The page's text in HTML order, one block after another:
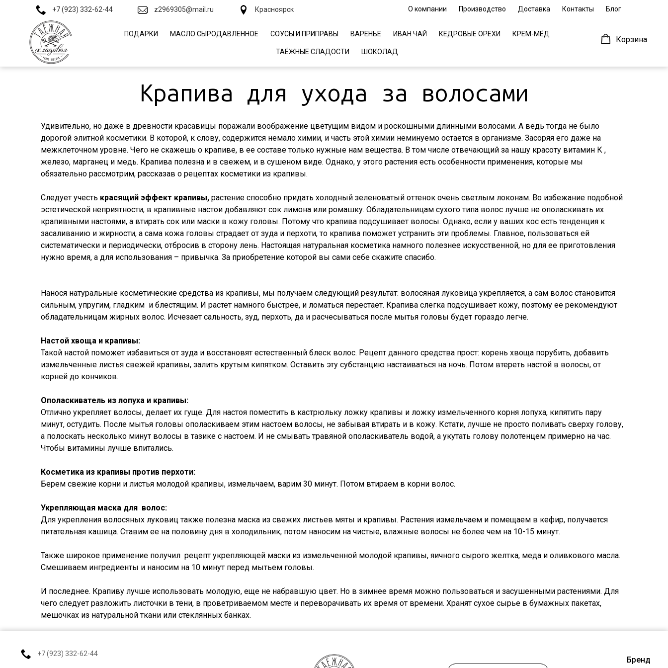
Доставка
Блог
КЕДРОВЫЕ ОРЕХИ
ТАЁЖНЫЕ СЛАДОСТИ
ШОКОЛАД
Красноярск
+7 (923) 332-62-44 z2969305@mail.ru Красноярск О компании Производство Доставка Контакты Блог
ПОДАРКИ МАСЛО СЫРОДАВЛЕННОЕ СОУСЫ И ПРИПРАВЫ ВАРЕНЬЕ ИВАН ЧАЙ КЕДРОВЫЕ ОРЕХИ КРЕМ-МЁД
ТАЁЖНЫЕ СЛАДОСТИ ШОКОЛАД
Корзина
Крапива для ухода за волосами
Удивительно, но даже в древности красавицы поражали воображение цветущим видом и роскошными длинными волосами. А ведь тогда не было
дорогой элитной косметики. В которой, к слову, содержится немало химии, и часть этой химии неминуемо остается в организме. Засоряя его даже на
межклеточном уровне. Чего не скажешь о крапиве, в ее составе только нужные нам вещества. В том числе отвечающий за нашу красоту витамин К ,
железо, марганец и медь. Крапива полезна и в свежем, и в сушеном виде. Однако, у этого растения есть особенности применения, которые мы
обязательно рассмотрим, рассказав о рецептах косметики из крапивы.
Следует учесть красящий эффект крапивы, растение способно придать холодный зеленоватый оттенок очень светлым локонам. Во избежание подобной
эстетической неприятности, в крапивные настои добавляют сок лимона или ромашку. Обладательницам сухого типа волос лучше не ополаскивать их
крапивными настоями, а втирать сок или маски в кожу головы. Потому что крапива подсушивает волосы. Однако, если у ваших кос есть тенденция к
засаливанию и жирности, а сама кожа головы страдает от зуда и перхоти, то крапива поможет устранить эти проблемы. Главное, пользоваться ей
систематически и периодически, отбросив в сторону лень. Настоящая натуральная косметика намного полезнее искусственной, но для ее приготовления
нужно время, а для использования – привычка. За приобретение которой вы сами себе скажите спасибо.
Нанося натуральные косметические средства из крапивы, мы получаем следующий результат: волосяная луковица укрепляется, а сам волос становится
сильным, упругим, гладким и блестящим. И растет намного быстрее, и ломаться перестает. Крапива слегка подсушивает кожу, поэтому ее рекомендуют
обладательницам жирных волос. Исчезает сальность, зуд, перхоть, да и расчесываться после мытья головы будет гораздо легче.
Настой хвоща и крапивы:
Такой настой поможет избавиться от зуда и восстановят естественный блеск волос. Рецепт данного средства прост: корень хвоща порубить, добавить
измельченные листья свежей крапивы, залить крутым кипятком. Оставить эту субстанцию настаиваться на ночь. Потом втереть настой в волосы, от
корней до кончиков.
Ополаскиватель из лопуха и крапивы:
Отлично укрепляет волосы, делает их гуще. Для настоя поместить в кастрюльку ложку крапивы и ложку измельченного корня лопуха, кипятить пару
минут, остудить. После мытья головы ополаскиваем этим настоем волосы, не забывая втирать и в кожу. Кстати, лучше не просто поливать сверху голову,
а полоскать несколько минут волосы в тазике с настоем. И не смывать травяной ополаскиватель водой, а укутать голову полотенцем примерно на час.
Чтобы витамины лучше впитались.
Косметика из крапивы против перхоти:
Берем свежие корни и листья молодой крапивы, измельчаем, варим 30 минут. Потом втираем в корни волос.
Укрепляющая маска для волос:
Для укрепления волосяных луковиц также полезна маска из свежих листьев мяты и крапивы. Растения измельчаем и помещаем в кефир, получается
питательная кашица. Ставим ее на половину дня в холодильник, потом наносим на чистые, влажные волосы не более чем на 10-15 минут.
Также широкое применение получил рецепт укрепляющей маски из измельченной молодой крапивы, яичного сырого желтка, меда и оливкового масла.
Смешиваем ингредиенты и наносим на 10 минут перед мытьем головы.
И последнее. Крапиву лучше использовать молодую, еще не набравшую цвет. Но в зимнее время можно пользоваться и засушенными растениями. Для
чего следует разложить листочки в тени, в проветриваемом месте и переворачивать их время от времени. Хранят сухое сырье в бумажных пакетах,
мешочках из натуральной ткани или стеклянных банках.
+7 (923) 332-62-44
Бренд